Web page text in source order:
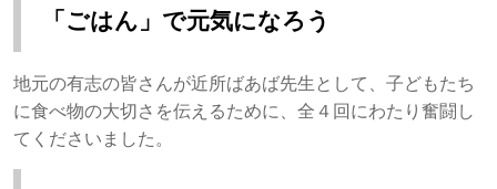
「ごはん」で元気になろう
地元の有志の皆さんが近所ばあば先生として、子どもたち
に食べ物の大切さを伝えるために、全４回にわたり奮闘し
てくださいました。